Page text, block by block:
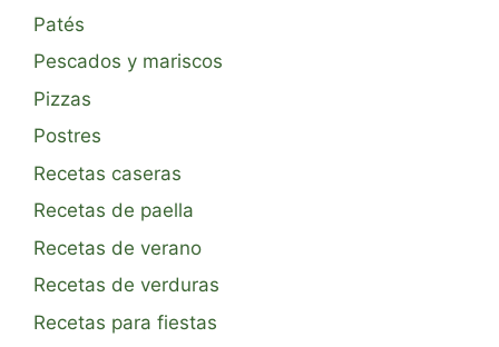
Patés
Pescados y mariscos
Pizzas
Postres
Recetas caseras
Recetas de paella
Recetas de verano
Recetas de verduras
Recetas para fiestas